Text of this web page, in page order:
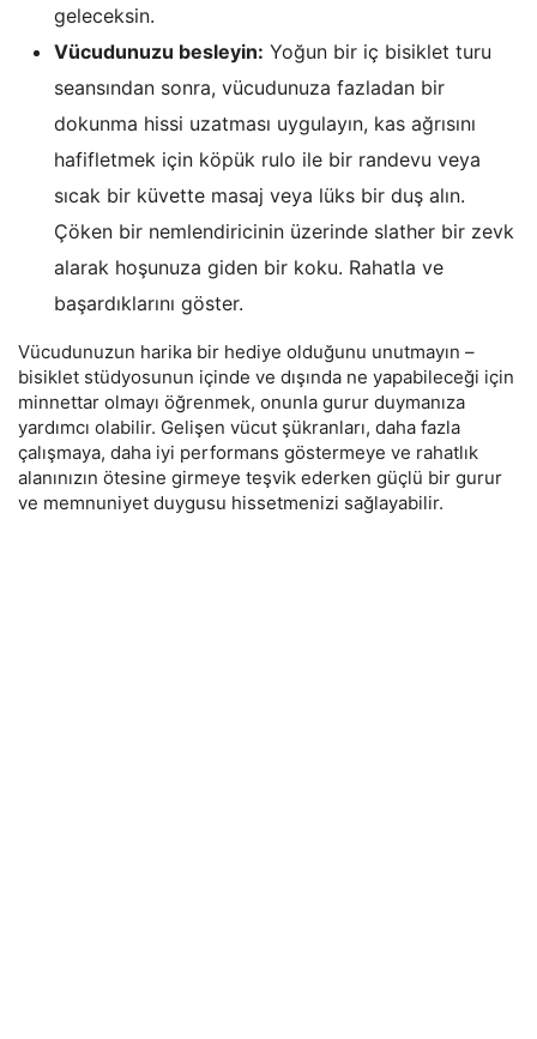
geleceksin.
Vücudunuzu besleyin: Yoğun bir iç bisiklet turu
seansından sonra, vücudunuza fazladan bir
dokunma hissi uzatması uygulayın, kas ağrısını
hafifletmek için köpük rulo ile bir randevu veya
sıcak bir küvette masaj veya lüks bir duş alın.
Çöken bir nemlendiricinin üzerinde slather bir zevk
alarak hoşunuza giden bir koku. Rahatla ve
başardıklarını göster.
Vücudunuzun harika bir hediye olduğunu unutmayın –
bisiklet stüdyosunun içinde ve dışında ne yapabileceği için
minnettar olmayı öğrenmek, onunla gurur duymanıza
yardımcı olabilir. Gelişen vücut şükranları, daha fazla
çalışmaya, daha iyi performans göstermeye ve rahatlık
alanınızın ötesine girmeye teşvik ederken güçlü bir gurur
ve memnuniyet duygusu hissetmenizi sağlayabilir.